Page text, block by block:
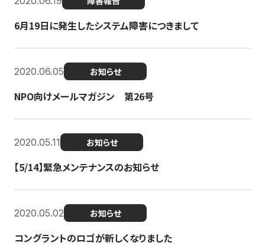
6月19日に発生したシステム障害につきまして
2020.06.05 お知らせ
NPO向けメールマガジン 第26号
2020.05.11 お知らせ
【5/14】緊急メンテナンスのお知らせ
2020.05.02 お知らせ
コングラントのロゴが新しくなりました